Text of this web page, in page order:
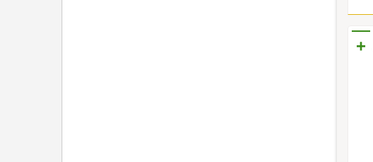
+